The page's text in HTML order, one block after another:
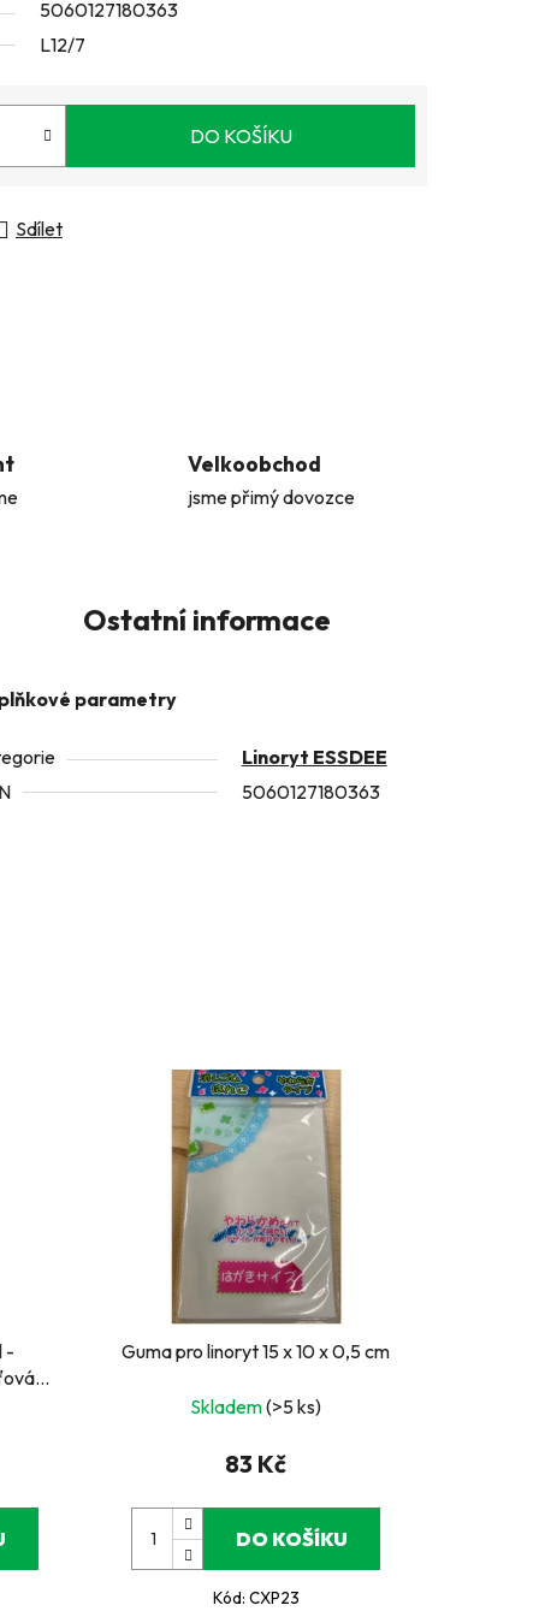
5060127180363
L12/7
DO KOŠÍKU
Sdílet
Velkoobchod
jsme přimý dovozce
Ostatní informace
parametry
Linoryt ESSDEE
5060127180363
-
Guma pro linoryt 15 x 10 x 0,5 cm
Skladem(>5 ks)
83 Kč
DO KOŠÍKU
Kód: CXP23